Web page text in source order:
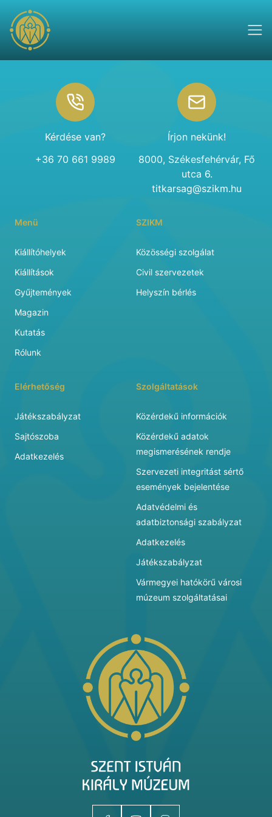
Kérdése van?
+36 70 661 9989
Írjon nekünk!
8000, Székesfehérvár, Fő
utca 6.
titkarsag@szikm.hu
Menü
Kiállítóhelyek
Kiállítások
Gyűjtemények
Magazin
Kutatás
Rólunk
SZIKM
Közösségi szolgálat
Civil szervezetek
Helyszín bérlés
Elérhetőség
Játékszabályzat
Sajtószoba
Adatkezelés
Szolgáltatások
Közérdekű információk
Közérdekű adatok
megismerésének rendje
Szervezeti integritást sértő
események bejelentése
Adatvédelmi és
adatbiztonsági szabályzat
Adatkezelés
Játékszabályzat
Vármegyei hatókörű városi
múzeum szolgáltatásai